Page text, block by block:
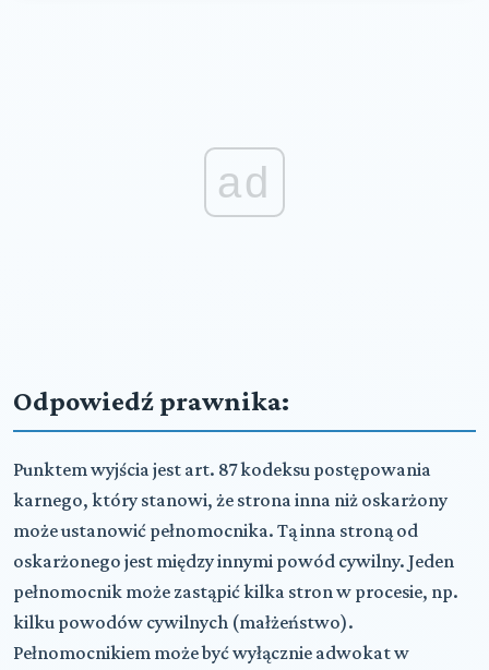
ad
Odpowiedź prawnika:
Punktem wyjścia jest art. 87 kodeksu postępowania
karnego, który stanowi, że strona inna niż oskarżony
może ustanowić pełnomocnika. Tą inna stroną od
oskarżonego jest między innymi powód cywilny. Jeden
pełnomocnik może zastąpić kilka stron w procesie, np.
kilku powodów cywilnych (małżeństwo).
Pełnomocnikiem może być wyłącznie adwokat w